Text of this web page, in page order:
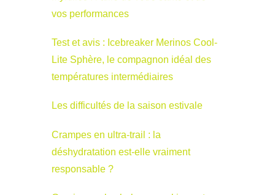
vos performances
Test et avis : Icebreaker Merinos Cool-
Lite Sphère, le compagnon idéal des
températures intermédiaires
Les difficultés de la saison estivale
Crampes en ultra-trail : la
déshydratation est-elle vraiment
responsable ?